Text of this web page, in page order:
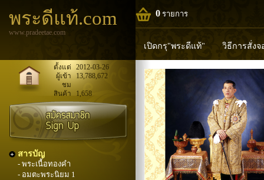
พระดีแท้.com
www.pradeetae.com
0 รายการ
เปิดกรุ"พระดีแท้" วิธีการสั่งจ
หลวงพ่อทวด หลวงปู่ทิม
พระพุทธวิริยากร
ตั้งแต่
2012-03-26
ผู้เข้า
ชม
13,788,672
สินค้า 1,658
สารบัญ
- พระเนื้อทองคำ
- อมตะพระนิยม 1